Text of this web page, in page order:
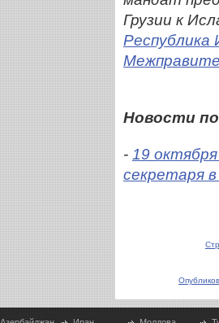
Грузии к
Новости
- 19
секретаря